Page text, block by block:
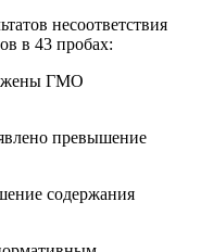
несоответствия
в 43 пробах:
ГМО
превышение
содержания